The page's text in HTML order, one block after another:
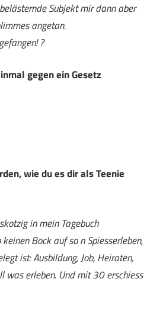
Subjekt mir dann aber
angetan.
?
gegen ein Gesetz
wie du es dir als Teenie
in mein Tagebuch
Bock auf so n Spiesserleben,
ist: Ausbildung, Job, Heiraten,
was erleben. Und mit 30 erschiess